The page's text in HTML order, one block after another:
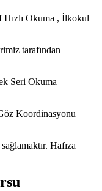
Hızlı Okuma , İlkokul
tarafından
Seri Okuma
Koordinasyonu
Hafıza